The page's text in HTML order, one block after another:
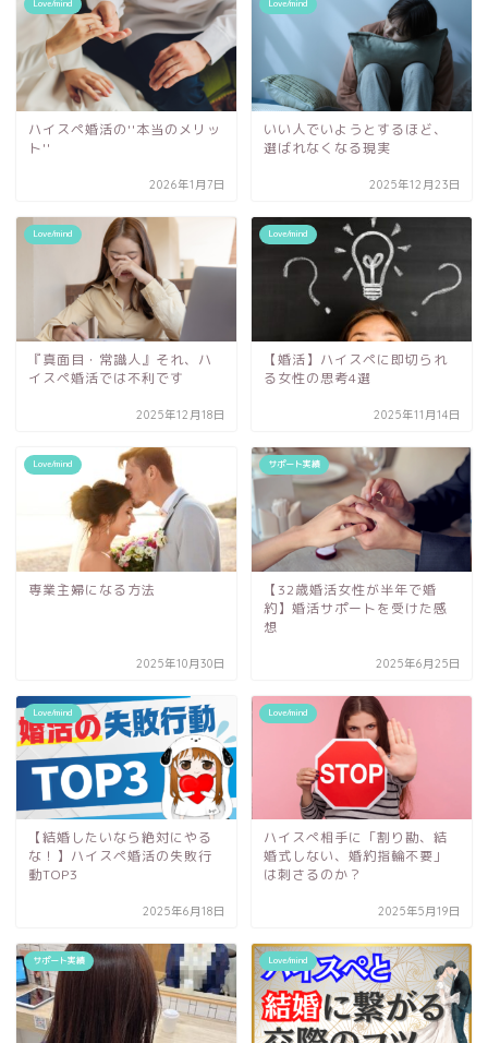
Love/mind
ハイスペ婚活の''本当のメリッ
ト''
2026年1月7日
Love/mind
いい人でいようとするほど、
選ばれなくなる現実
2025年12月23日
Love/mind
『真面目・常識人』それ、ハ
イスペ婚活では不利です
2025年12月18日
Love/mind
【婚活】ハイスペに即切られ
る女性の思考4選
2025年11月14日
Love/mind
専業主婦になる方法
2025年10月30日
サポート実績
【32歳婚活女性が半年で婚
約】婚活サポートを受けた感
想
2025年6月25日
Love/mind
【結婚したいなら絶対にやる
な！】ハイスペ婚活の失敗行
動TOP3
2025年6月18日
Love/mind
ハイスぺ相手に「割り勘、結
婚式しない、婚約指輪不要」
は刺さるのか？
2025年5月19日
サポート実績 Love/mind